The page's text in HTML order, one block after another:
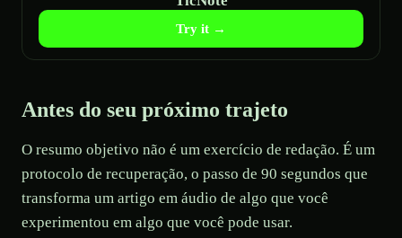
Try it →
Antes do seu próximo trajeto
O resumo objetivo não é um exercício de redação. É um
protocolo de recuperação, o passo de 90 segundos que
transforma um artigo em áudio de algo que você
experimentou em algo que você pode usar.